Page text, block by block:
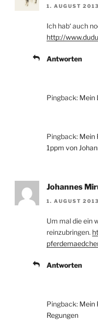
1. AUGUST
Ich hab‘ auch
http://
Antworten
Pingback: Mein
Pingback: Mein
1ppm von
Johannes
1. AUGUST
Um mal die ein
reinzubringen.
Antworten
Pingback: Mein
Regungen